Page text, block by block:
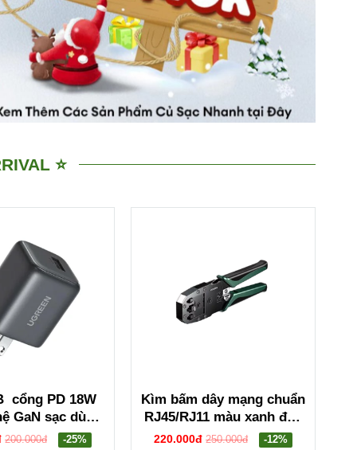
⭐
cổng PD 18W
GaN sạc dùng
đen Ugreen
200.000đ -25%
Kìm bấm dây mạng chuẩn
RJ45/RJ11 màu xanh đen
Ugreen 35971 NW304
220.000đ 250.000đ -12%